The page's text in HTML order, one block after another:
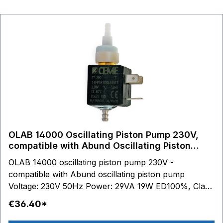
connection up to Ø 6,2 mm 5. gasket: fixed
core made of PTFE 6. POM anti-adhesive
bushing (PTFE with FKM seals) 7. stainless
steel springs 8. lip seal (NBR or FKM) 3
9. sealing O-rings (NBR or FKM) 10. small head
sealing (silicone or FKM) 11. thermal class of coil:
OLAB 14000 Oscillating Piston Pump 230V,
compatible with Abund Oscillating Piston
OLAB 14000 oscillating piston pump 230V -
compatible with Abund oscillating piston pump
Voltage: 230V 50Hz Power: 29VA 19W ED100%, Class
H Self-priming: 330 cm3/min This pump replaces the
following Abund series: Abund 208-18-101 Abund
€36.40*